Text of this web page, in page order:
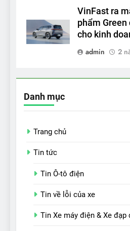
VinFast ra
phẩm
cho kinh
admin
2
Danh mục
Trang chủ
Tin tức
Tin Ô-tô điện
Tin về lỗi của xe
Tin Xe máy điện & Xe đạp